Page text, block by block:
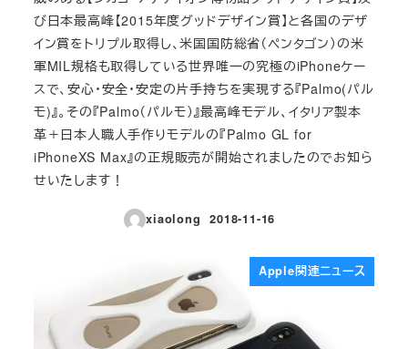
び日本最高峰【2015年度グッドデザイン賞】と各国のデザ
イン賞をトリプル取得し、米国国防総省（ペンタゴン）の米
軍MIL規格も取得している世界唯一の究極のiPhoneケー
スで、安心・安全・安定の片手持ちを実現する『Palmo(パル
モ)』。その『Palmo（パルモ）』最高峰モデル、イタリア製本
革＋日本人職人手作りモデルの『Palmo GL for
iPhoneXS Max』の正規販売が開始されましたのでお知ら
せいたします！
xiaolong
投稿日
2018-11-16
Apple関連ニュース